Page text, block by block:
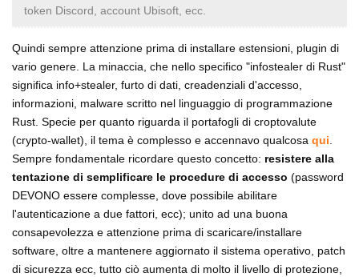
token Discord, account Ubisoft, ecc.
Quindi sempre attenzione prima di installare estensioni, plugin di
vario genere. La minaccia, che nello specifico "infostealer di Rust"
significa info+stealer, furto di dati, creadenziali d'accesso,
informazioni, malware scritto nel linguaggio di programmazione
Rust. Specie per quanto riguarda il portafogli di croptovalute
(crypto-wallet), il tema è complesso e accennavo qualcosa qui.
Sempre fondamentale ricordare questo concetto: resistere alla
tentazione di semplificare le procedure di accesso (password
DEVONO essere complesse, dove possibile abilitare
l'autenticazione a due fattori, ecc); unito ad una buona
consapevolezza e attenzione prima di scaricare/installare
software, oltre a mantenere aggiornato il sistema operativo, patch
di sicurezza ecc, tutto ciò aumenta di molto il livello di protezione,